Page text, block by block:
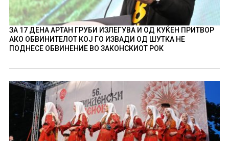
ЗА 17 ДЕНА АРТАН ГРУБИ ИЗЛЕГУВА И ОД КУЌЕН ПРИТВОР
АКО ОБВИНИТЕЛОТ КОЈ ГО ИЗВАДИ ОД ШУТКА НЕ
ПОДНЕСЕ ОБВИНЕНИЕ ВО ЗАКОНСКИОТ РОК